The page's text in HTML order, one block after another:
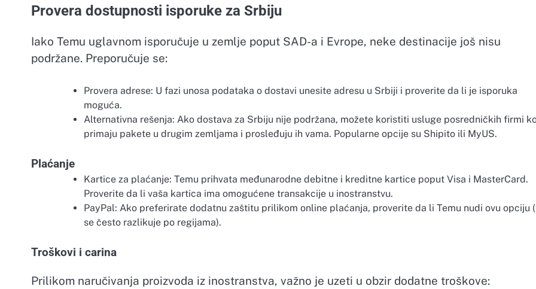
Provera dostupnosti isporuke za Srbiju
Iako Temu uglavnom isporučuje u zemlje poput SAD-a i Evrope, neke destinacije još nisu
podržane. Preporučuje se:
Provera adrese: U fazi unosa podataka o dostavi unesite adresu u Srbiji i proverite da li je isporuka
moguća.
Alternativna rešenja: Ako dostava za Srbiju nije podržana, možete koristiti usluge posredničkih firmi
primaju pakete u drugim zemljama i prosleđuju ih vama. Popularne opcije su Shipito ili MyUS.
Plaćanje
Kartice za plaćanje: Temu prihvata međunarodne debitne i kreditne kartice poput Visa i MasterCard.
Proverite da li vaša kartica ima omogućene transakcije u inostranstvu.
PayPal: Ako preferirate dodatnu zaštitu prilikom online plaćanja, proverite da li Temu nudi ovu opciju
se često razlikuje po regijama).
Troškovi i carina
Prilikom naručivanja proizvoda iz inostranstva, važno je uzeti u obzir dodatne troškove: